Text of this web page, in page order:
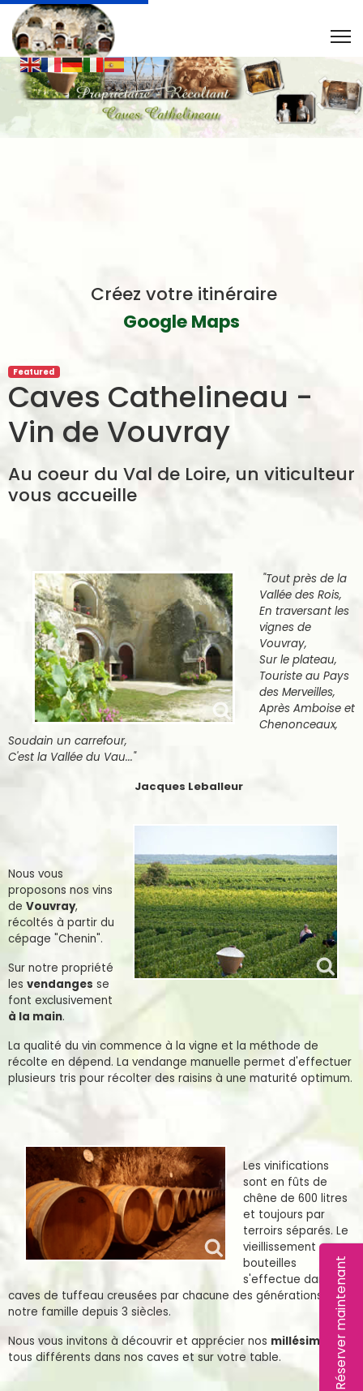
Créez votre itinéraire
Google Maps
Featured
Caves Cathelineau -
Vin de Vouvray
Au coeur du Val de Loire, un viticulteur
vous accueille
"Tout près de la
Vallée des Rois,
En traversant les
vignes de
Vouvray,
Sur le plateau,
Touriste au Pays
des Merveilles,
Après Amboise et
Chenonceaux,
Soudain un carrefour,
C'est la Vallée du Vau..."
Jacques Leballeur
Nous vous
proposons nos vins
de Vouvray,
récoltés à partir du
cépage "Chenin".
Sur notre propriété
les vendanges se
font exclusivement
à la main.
La qualité du vin commence à la vigne et la méthode de
récolte en dépend. La vendange manuelle permet d'effectuer
plusieurs tris pour récolter des raisins à une maturité optimum.
Les vinifications
sont en fûts de
chêne de 600 litres
et toujours par
terroirs séparés. Le
vieillissement en
bouteilles
s'effectue dans nos
caves de tuffeau creusées par chacune des générations de
notre famille depuis 3 siècles.
Nous vous invitons à découvrir et apprécier nos millésimes
tous différents dans nos caves et sur votre table.
Réserver maintenant